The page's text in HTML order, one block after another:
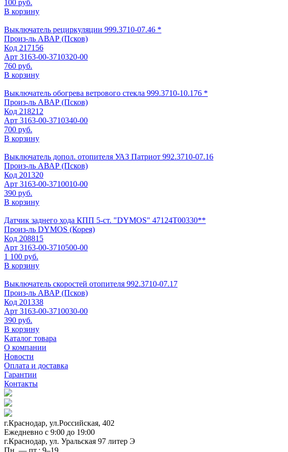
100 руб.
В корзину
Выключатель рециркуляции 999.3710-07.46 *
Произ-ль АВАР (Псков)
Код 217156
Арт 3163-00-3710320-00
760 руб.
В корзину
Выключатель обогрева ветрового стекла 999.3710-10.176 *
Произ-ль АВАР (Псков)
Код 218212
Арт 3163-00-3710340-00
700 руб.
В корзину
Выключатель допол. отопителя УАЗ Патриот 992.3710-07.16
Произ-ль АВАР (Псков)
Код 201320
Арт 3163-00-3710010-00
390 руб.
В корзину
Датчик заднего хода КПП 5-ст. "DYMOS" 47124Т00330**
Произ-ль DYMOS (Корея)
Код 208815
Арт 3163-00-3710500-00
1 100 руб.
В корзину
Выключатель скоростей отопителя 992.3710-07.17
Произ-ль АВАР (Псков)
Код 201338
Арт 3163-00-3710030-00
390 руб.
В корзину
Каталог товара
О компании
Новости
Оплата и доставка
Гарантии
Контакты
г.Краснодар, ул.Российская, 402
Ежедневно c 9:00 до 19:00
г.Краснодар, ул. Уральская 97 литер Э
Пн. — пт.: 9–19